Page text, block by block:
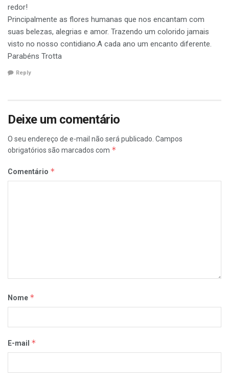
redor!
Principalmente as flores humanas que nos encantam com
suas belezas, alegrias e amor. Trazendo um colorido jamais
visto no nosso contidiano.A cada ano um encanto diferente.
Parabéns Trotta
Reply
Deixe um comentário
O seu endereço de e-mail não será publicado. Campos
obrigatórios são marcados com *
Comentário *
Nome *
E-mail *